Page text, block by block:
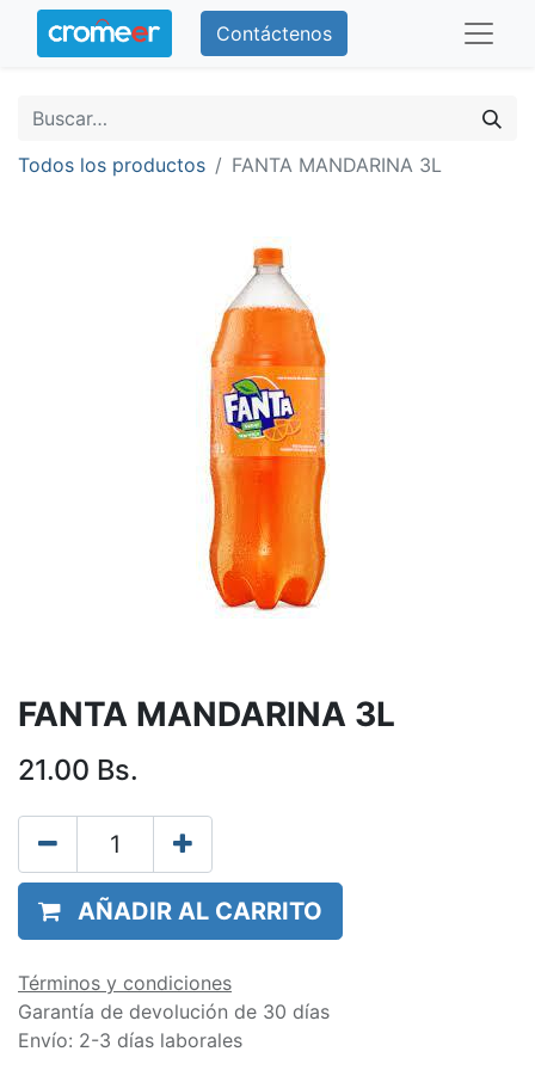
Contáctenos
Todos los productos FANTA MANDARINA 3L
FANTA MANDARINA 3L
21.00 Bs.
AÑADIR AL CARRITO
Términos y condiciones
Garantía de devolución de 30 días
Envío: 2-3 días laborales